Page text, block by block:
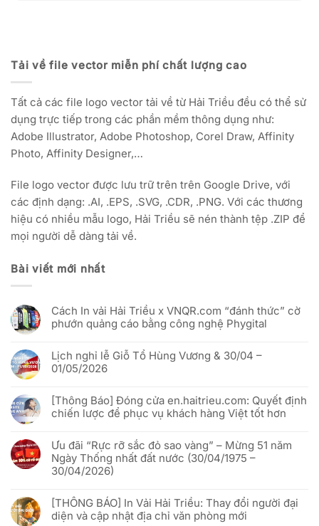
Tải về file vector miễn phí chất lượng cao
Tất cả các file logo vector tải về từ Hải Triều đều có thể sử
dụng trực tiếp trong các phần mềm thông dụng như:
Adobe Illustrator, Adobe Photoshop, Corel Draw, Affinity
Photo, Affinity Designer,…
File logo vector được lưu trữ trên trên Google Drive, với
các định dạng: .AI, .EPS, .SVG, .CDR, .PNG. Với các thương
hiệu có nhiều mẫu logo, Hải Triều sẽ nén thành tệp .ZIP để
mọi người dễ dàng tải về.
Bài viết mới nhất
Cách In vải Hải Triều x VNQR.com “đánh thức” cờ
phướn quảng cáo bằng công nghệ Phygital
bình
luận
ở
vải
Hải
Triều
“đánh
thức”
cờ
phướn
quảng
công
nghệ
Phygital
Lịch nghỉ lễ Giỗ Tổ Hùng Vương & 30/04 –
01/05/2026
bình
luận
ở
lễ
Giỗ
Tổ
Hùng
Vương
–
01/05/2026
[Thông Báo] Đóng cửa en.haitrieu.com: Quyết định
chiến lược để phục vụ khách hàng Việt tốt hơn
bình
luận
ở
[Thông
Báo]
en.haitrieu.com:
Quyết
định
Ưu đãi “Rực rỡ sắc đỏ sao vàng” – Mừng 51 năm
Ngày Thống nhất đất nước (30/04/1975 –
30/04/2026)
bình
luận
ở
[THÔNG BÁO] In Vải Hải Triều: Thay đổi người đại
diện và cập nhật địa chỉ văn phòng mới